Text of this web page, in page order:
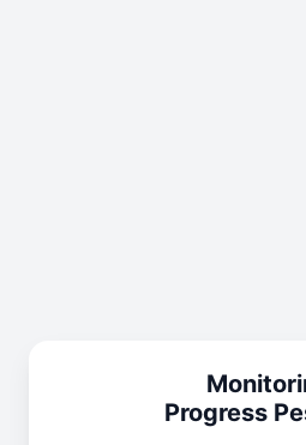
Progress